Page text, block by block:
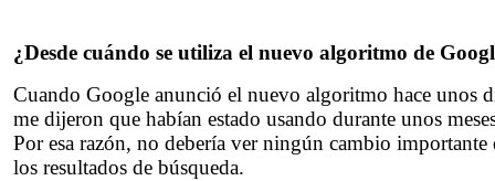
¿Desde cuándo se utiliza el nuevo algoritmo de
Cuando Google anunció el nuevo algoritmo hace unos
me dijeron que habían estado usando durante unos
Por esa razón, no debería ver ningún cambio importante
los resultados de búsqueda.